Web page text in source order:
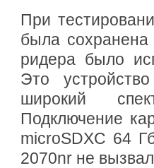
При
была сохранена
ридера было
Это
широкий
Подключение
microSDXC 64
2070nr не